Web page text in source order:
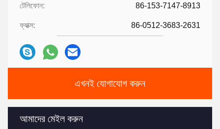
টেলিফোন: 86-153-7147-8913
ফ্যাক্স: 86-0512-3683-2631
এখনই যোগাযোগ করুন
আমাদের মেইল ​​করুন